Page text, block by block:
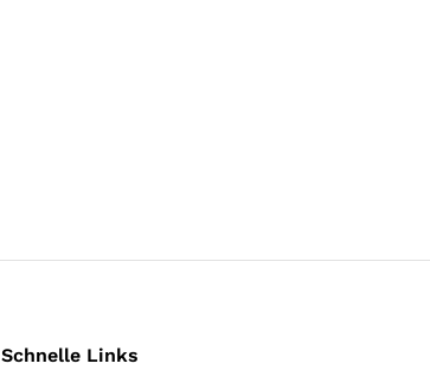
Schnelle Links